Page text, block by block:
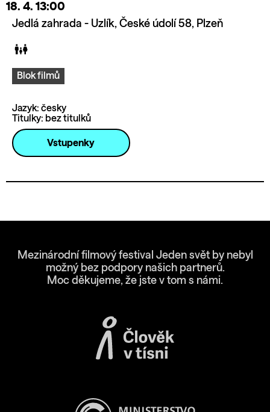
18. 4. 13:00
Jedlá zahrada - Uzlík, České údolí 58, Plzeň
Blok filmů
Jazyk: česky
Titulky: bez titulků
Vstupenky
Mezinárodní filmový festival Jeden svět by nebyl
možný bez podpory našich partnerů.
Moc děkujeme, že jste v tom s námi.